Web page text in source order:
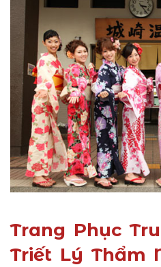
Trang Phục
Triết Lý Thẩm